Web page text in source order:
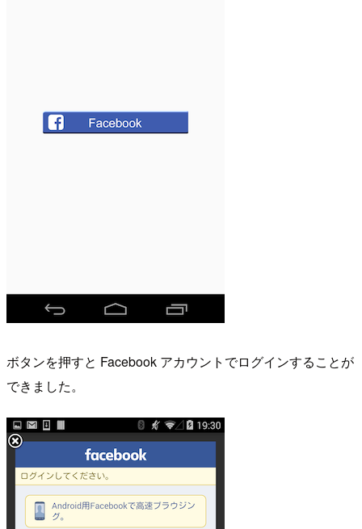
ボタンを押すと Facebook アカウントでログインすることが
できました。